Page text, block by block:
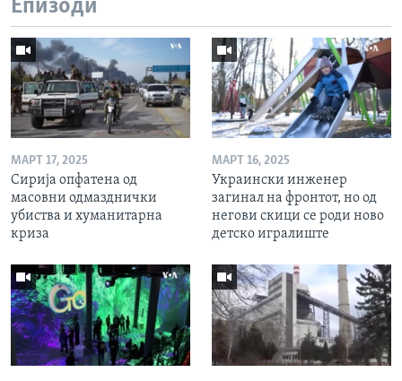
Епизоди
МАРТ 17, 2025
Сирија опфатена од
масовни одмазднички
убиства и хуманитарна
криза
МАРТ 16, 2025
Украински инженер
загинал на фронтот, но од
негови скици се роди ново
детско игралиште